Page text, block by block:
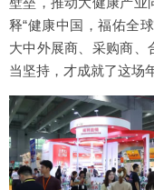
释“健康中国，福佑全
大中外展商、采购商、
当坚持，才成就了这场